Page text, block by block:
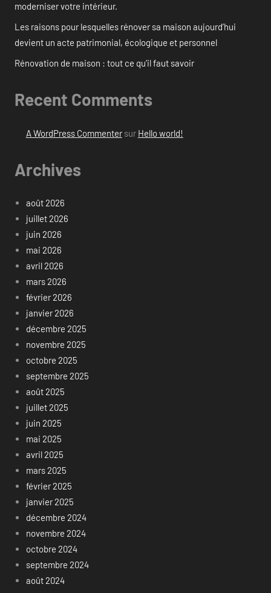
moderniser votre intérieur.
Les raisons pour lesquelles rénover sa maison aujourd’hui
devient un acte patrimonial, écologique et personnel
Rénovation de maison : tout ce qu’il faut savoir
Recent Comments
A WordPress Commentersur Hello world!
Archives
août 2026
juillet 2026
juin 2026
mai 2026
avril 2026
mars 2026
février 2026
janvier 2026
décembre 2025
novembre 2025
octobre 2025
septembre 2025
août 2025
juillet 2025
juin 2025
mai 2025
avril 2025
mars 2025
février 2025
janvier 2025
décembre 2024
novembre 2024
octobre 2024
septembre 2024
août 2024